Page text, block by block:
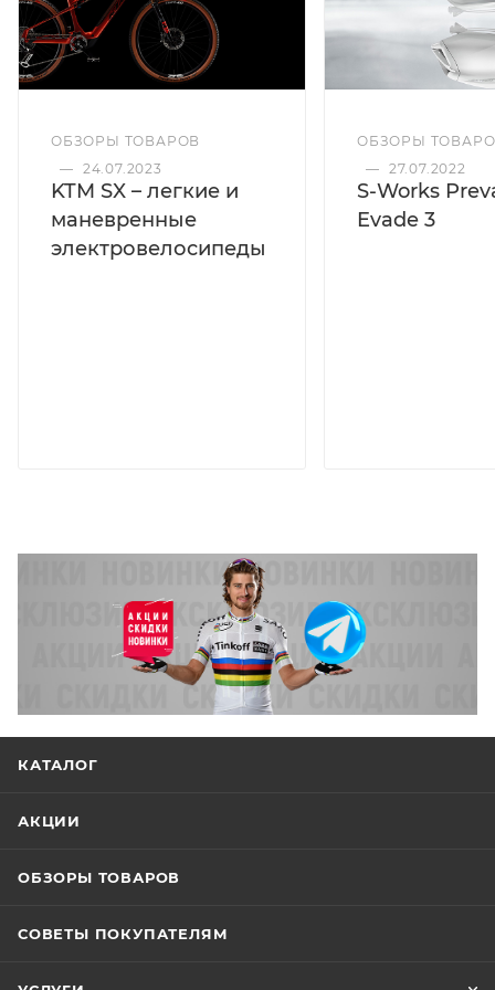
ОБЗОРЫ ТОВАРОВ
— 24.07.2023
KTM SX – легкие и
маневренные
электровелосипеды
ОБЗОРЫ
— 27.07.2022
S-Works
Evade 3
КАТАЛОГ
АКЦИИ
ОБЗОРЫ ТОВАРОВ
СОВЕТЫ ПОКУПАТЕЛЯМ